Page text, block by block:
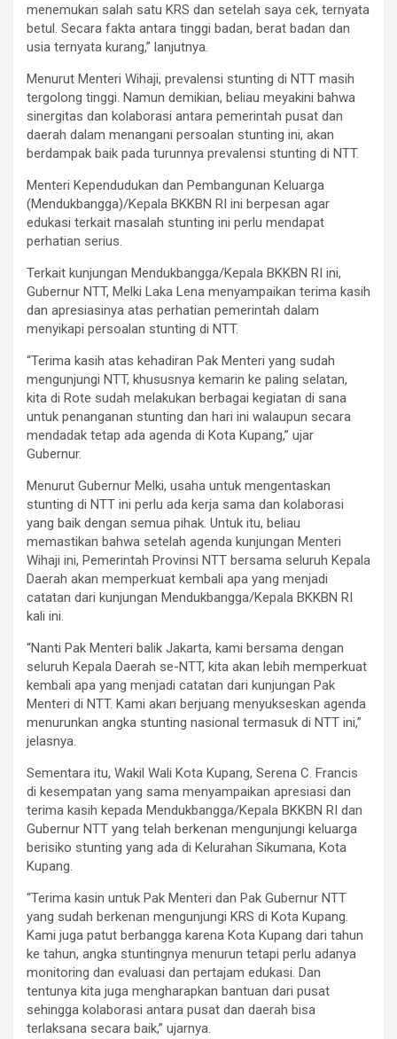
menemukan salah satu KRS dan setelah saya cek, ternyata
betul. Secara fakta antara tinggi badan, berat badan dan
usia ternyata kurang,” lanjutnya.
Menurut Menteri Wihaji, prevalensi stunting di NTT masih
tergolong tinggi. Namun demikian, beliau meyakini bahwa
sinergitas dan kolaborasi antara pemerintah pusat dan
daerah dalam menangani persoalan stunting ini, akan
berdampak baik pada turunnya prevalensi stunting di NTT.
Menteri Kependudukan dan Pembangunan Keluarga
(Mendukbangga)/Kepala BKKBN RI ini berpesan agar
edukasi terkait masalah stunting ini perlu mendapat
perhatian serius.
Terkait kunjungan Mendukbangga/Kepala BKKBN RI ini,
Gubernur NTT, Melki Laka Lena menyampaikan terima kasih
dan apresiasinya atas perhatian pemerintah dalam
menyikapi persoalan stunting di NTT.
“Terima kasih atas kehadiran Pak Menteri yang sudah
mengunjungi NTT, khususnya kemarin ke paling selatan,
kita di Rote sudah melakukan berbagai kegiatan di sana
untuk penanganan stunting dan hari ini walaupun secara
mendadak tetap ada agenda di Kota Kupang,” ujar
Gubernur.
Menurut Gubernur Melki, usaha untuk mengentaskan
stunting di NTT ini perlu ada kerja sama dan kolaborasi
yang baik dengan semua pihak. Untuk itu, beliau
memastikan bahwa setelah agenda kunjungan Menteri
Wihaji ini, Pemerintah Provinsi NTT bersama seluruh Kepala
Daerah akan memperkuat kembali apa yang menjadi
catatan dari kunjungan Mendukbangga/Kepala BKKBN RI
kali ini.
“Nanti Pak Menteri balik Jakarta, kami bersama dengan
seluruh Kepala Daerah se-NTT, kita akan lebih memperkuat
kembali apa yang menjadi catatan dari kunjungan Pak
Menteri di NTT. Kami akan berjuang menyukseskan agenda
menurunkan angka stunting nasional termasuk di NTT ini,”
jelasnya.
Sementara itu, Wakil Wali Kota Kupang, Serena C. Francis
di kesempatan yang sama menyampaikan apresiasi dan
terima kasih kepada Mendukbangga/Kepala BKKBN RI dan
Gubernur NTT yang telah berkenan mengunjungi keluarga
berisiko stunting yang ada di Kelurahan Sikumana, Kota
Kupang.
“Terima kasin untuk Pak Menteri dan Pak Gubernur NTT
yang sudah berkenan mengunjungi KRS di Kota Kupang.
Kami juga patut berbangga karena Kota Kupang dari tahun
ke tahun, angka stuntingnya menurun tetapi perlu adanya
monitoring dan evaluasi dan pertajam edukasi. Dan
tentunya kita juga mengharapkan bantuan dari pusat
sehingga kolaborasi antara pusat dan daerah bisa
terlaksana secara baik,” ujarnya.